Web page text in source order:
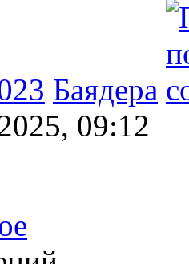
Баядера
09:12